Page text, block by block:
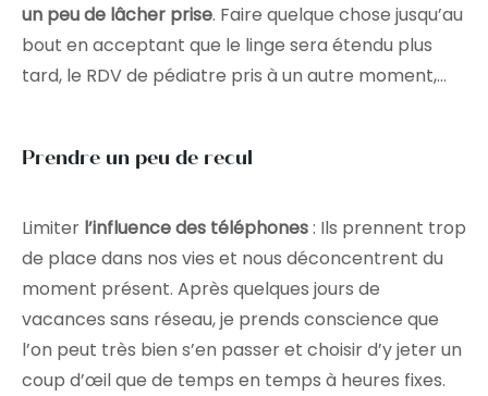
un peu de lâcher prise. Faire quelque chose jusqu’au
bout en acceptant que le linge sera étendu plus
tard, le RDV de pédiatre pris à un autre moment,…
Prendre un peu de recul
Limiter l’influence des téléphones: Ils prennent trop
de place dans nos vies et nous déconcentrent du
moment présent. Après quelques jours de
vacances sans réseau, je prends conscience que
l’on peut très bien s’en passer et choisir d’y jeter un
coup d’œil que de temps en temps à heures fixes.